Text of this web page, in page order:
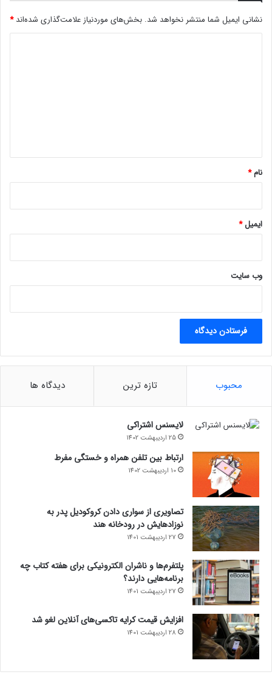
نشانی ایمیل شما منتشر نخواهد شد. بخش‌های موردنیاز علامت‌گذاری شده‌اند*
نام*
ایمیل*
وب‌ سایت
محبوب تازه ترین دیدگاه ها
لایسنس اشتراکی
25 اردیبهشت 1402
ارتباط بین تلفن همراه و خستگی مفرط
10 اردیبهشت 1402
تصاویری از سواری دادن کروکودیل پدر به
نوزادهایش در رودخانه هند
27 اردیبهشت 1401
پلتفرم‌ها و ناشران الکترونیکی برای هفته کتاب چه
برنامه‌هایی دارند؟
27 اردیبهشت 1401
افزایش قیمت کرایه تاکسی‌های آنلاین لغو شد
28 اردیبهشت 1401